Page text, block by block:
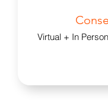
Virtual + In